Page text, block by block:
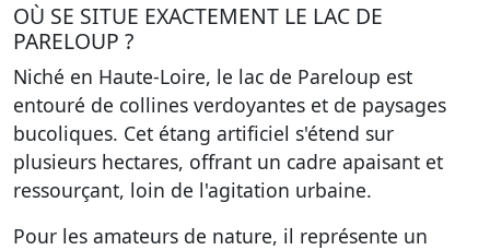
OÙ SE SITUE EXACTEMENT LE LAC DE
PARELOUP ?
Niché en Haute-Loire, le lac de Pareloup est
entouré de collines verdoyantes et de paysages
bucoliques. Cet étang artificiel s'étend sur
plusieurs hectares, offrant un cadre apaisant et
ressourçant, loin de l'agitation urbaine.
Pour les amateurs de nature, il représente un